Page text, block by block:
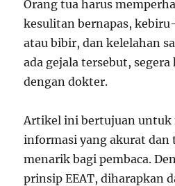
Orang tua harus
kesulitan bernapas,
atau bibir, dan kelelahan
ada gejala tersebut,
dengan dokter.
Artikel ini bertujuan untuk
informasi yang akurat dan
menarik bagi pembaca.
prinsip EEAT, diharapkan